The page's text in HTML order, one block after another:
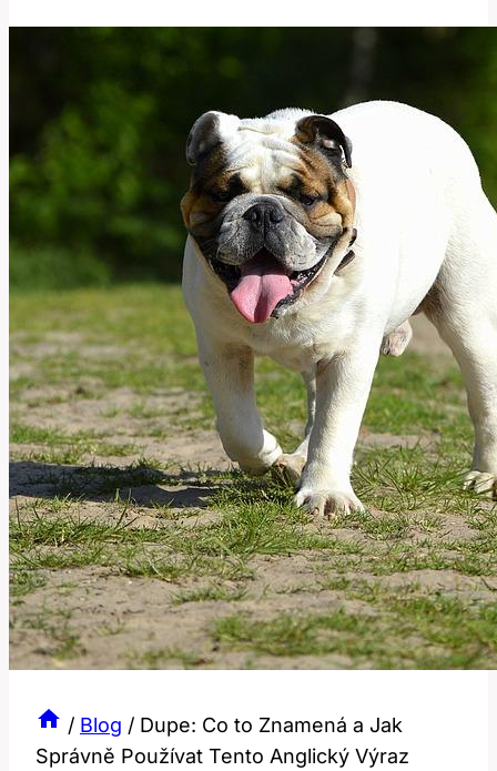
/ Blog / Dupe: Co to Znamená a Jak
Správně Používat Tento Anglický Výraz